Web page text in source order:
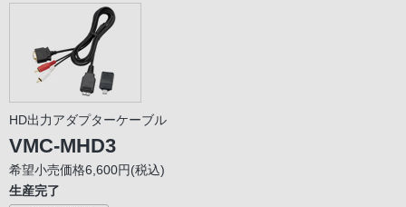
HD出力アダプターケーブル
VMC-MHD3
希望小売価格6,600円(税込)
生産完了